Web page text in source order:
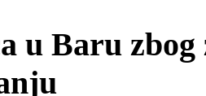
Baru zbog